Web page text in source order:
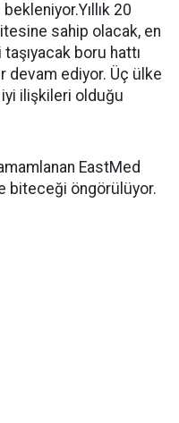
20
sahip olacak, en
boru hattı
devam ediyor. Üç ülke
ilişkileri olduğu
EastMed
biteceği öngörülüyor.